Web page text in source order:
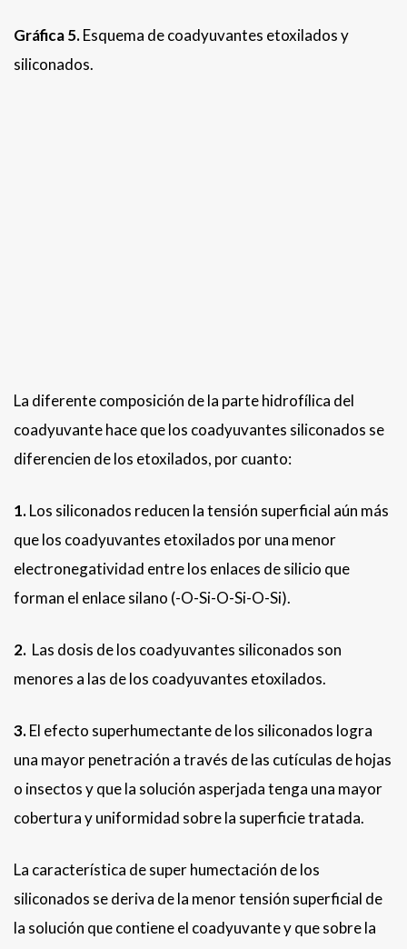
Gráfica 5.Esquema de coadyuvantes etoxilados y
siliconados.
La diferente composición de la parte hidrofílica del
coadyuvante hace que los coadyuvantes siliconados se
diferencien de los etoxilados, por cuanto:
1.Los siliconados reducen la tensión superficial aún más
que los coadyuvantes etoxilados por una menor
electronegatividad entre los enlaces de silicio que
forman el enlace silano (-O-Si-O-Si-O-Si).
2. Las dosis de los coadyuvantes siliconados son
menores a las de los coadyuvantes etoxilados.
3.El efecto superhumectante de los siliconados logra
una mayor penetración a través de las cutículas de hojas
o insectos y que la solución asperjada tenga una mayor
cobertura y uniformidad sobre la superficie tratada.
La característica de super humectación de los
siliconados se deriva de la menor tensión superficial de
la solución que contiene el coadyuvante y que sobre la